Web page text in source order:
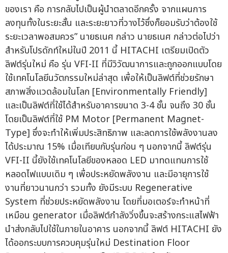
ของเรา คือ การกลับไปเป็นผู้นำตลาดอีกครั้ง จากแผนการ
ลงทุนทั้งในระยะสั้น และระยะยาวที่วางไว้ซึ่งก็ยอมรับว่าต้องใช้
ระยะเวลาพอสมควร” นายธเนศ กล่าว นายธเนศ กล่าวต่อไปว่า
สำหรับโปรดักท์ใหม่ในปี 2011 นี้ HITACHI เตรียมเปิดตัว
ลิฟต์รุ่นใหม่ คือ รุ่น VFI-II ที่มีวิวัฒนาการและถูกออกแบบโดย
ใช้เทคโนโลยีนวัตกรรมใหม่ล่าสุด เพื่อให้เป็นลิฟต์ที่ช่วยรักษา
สภาพสิ่งแวดล้อมในโลก [Environmentally Friendly]
และเป็นลิฟต์ที่ใช้ได้สำหรับอาคารขนาด 3-4 ชั้น จนถึง 30 ชั้น
โดยเป็นลิฟต์ที่ใช้ PM Motor [Permanent Magnet-
Type] ซึ่งจะทำให้เพิ่มประสิทธิภาพ และลดการใช้พลังงานลง
ได้ประมาณ 15% เมื่อเทียบกับรุ่นก่อน ๆ นอกจากนี้ ลิฟต์รุ่น
VFI-II นี้ยังใช้เทคโนโลยีของหลอด LED มาทดแทนการใช้
หลอดไฟแบบเดิม ๆ เพื่อประหยัดพลังงาน และมีอายุการใช้
งานที่ยาวนานกว่า รวมทั้ง ยังมีระบบ Regenerative
System ที่ช่วยประหยัดพลังงาน โดยที่มอเตอร์จะทำหน้าที่
เหมือน generator เมื่อลิฟต์กำลังวิ่งขึ้นจะสร้างกระแสไฟฟ้า
นำส่งกลับไปใช้ในภายในอาคาร นอกจากนี้ ลิฟต์ HITACHI ยัง
ได้ออกระบบการควบคุมรุ่นใหม่ Destination Floor